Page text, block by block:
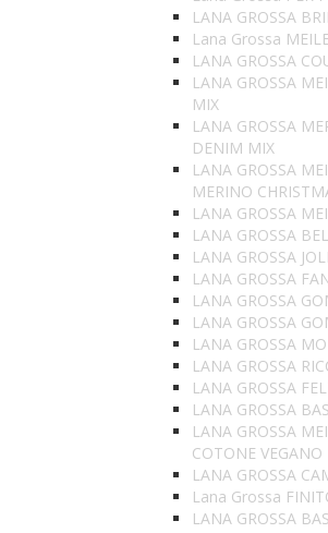
LANA GROSSA
Lana Grossa
LANA GROSSA
LANA GROSSA
MIX
LANA GROSSA
DENIM MIX
LANA GROSSA
MERINO
LANA GROSSA
LANA GROSSA
LANA GROSSA
LANA GROSSA
LANA GROSSA
LANA GROSSA
LANA GROSSA
LANA GROSSA
LANA GROSSA
LANA GROSSA
LANA GROSSA
COTONE VEGANO
LANA GROSSA
Lana Grossa
LANA GROSSA